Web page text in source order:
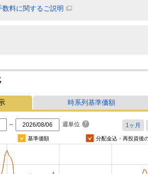
料に関するご説明
時系列基準価額
～ 週単位
基準価額 分配金込・再投資後